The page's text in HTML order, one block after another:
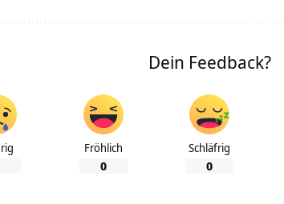
Dein Feedback?
Fröhlich
0
Schläfrig
0